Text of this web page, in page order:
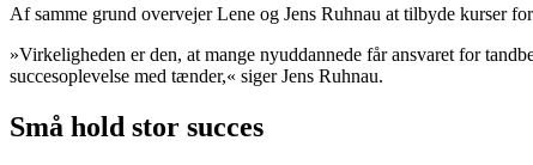
Af samme grund overvejer Lene og Jens Ruhnau at tilbyde kurser
»Virkeligheden er den, at mange nyuddannede får ansvaret for
succesoplevelse med tænder,« siger Jens Ruhnau.
Små hold stor succes